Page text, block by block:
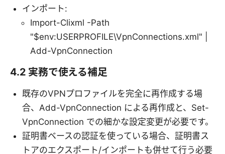
インポート:
Import-Clixml -Path
"$env:USERPROFILE\VpnConnections.xml" |
Add-VpnConnection
4.2 実務で使える補足
既存のVPNプロファイルを完全に再作成する場
合、Add-VpnConnection による再作成と、Set-
VpnConnection での細かな設定変更が必要です。
証明書ベースの認証を使っている場合、証明書ス
トアのエクスポート/インポートも併せて行う必要